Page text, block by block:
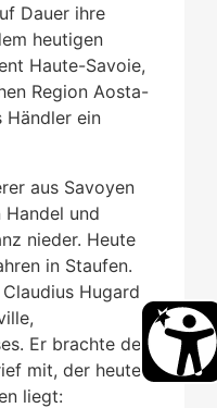
Dauer ihre
heutigen
Haute-Savoie,
Region Aosta-
Händler ein
aus Savoyen
Handel und
nieder. Heute
in Staufen.
Hugard
Er brachte den
mit, der heute
liegt: